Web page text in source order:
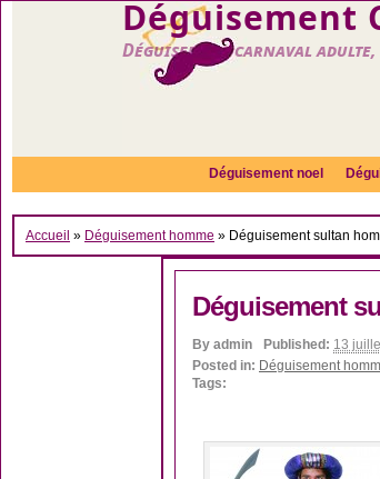
Déguisement
Déguisement carnaval
Déguisement noel
Accueil » Déguisement homme » Déguisement sultan
Déguisement
By admin Published: 13
Posted in: Déguisement
Tags: